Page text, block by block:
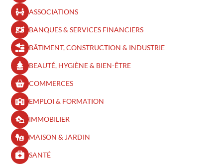
ASSOCIATIONS
BANQUES & SERVICES FINANCIERS
BÂTIMENT, CONSTRUCTION & INDUSTRIE
BEAUTÉ, HYGIÈNE & BIEN-ÊTRE​
COMMERCES
EMPLOI & FORMATION
IMMOBILIER
MAISON & JARDIN
SANTÉ